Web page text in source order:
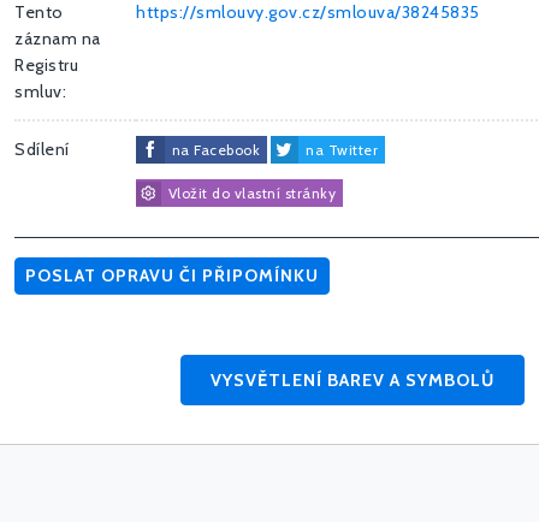
Tento
záznam na
Registru
smluv:
https://smlouvy.gov.cz/smlouva/38245835
Sdílení na Facebook na Twitter
Vložit do vlastní stránky
POSLAT OPRAVU ČI PŘIPOMÍNKU
VYSVĚTLENÍ BAREV A SYMBOLŮ